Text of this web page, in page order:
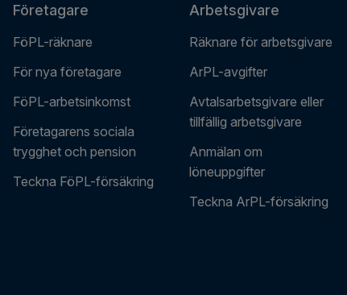
Företagare
FöPL-räknare
För nya företagare
FöPL-arbetsinkomst
Företagarens sociala
trygghet och pension
Teckna FöPL-försäkring
Arbetsgivare
Räknare för arbetsgivare
ArPL-avgifter
Avtalsarbetsgivare eller
tillfällig arbetsgivare
Anmälan om
löneuppgifter
Teckna ArPL-försäkring